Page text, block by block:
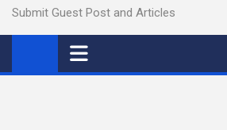
Submit Guest Post and Articles